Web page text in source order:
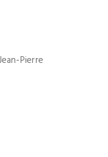
Pierre